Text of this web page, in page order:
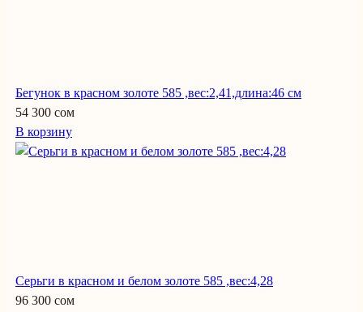
Бегунок в красном золоте 585 ,вес:2,41,длина:46 см
54 300 сом
В корзину
Серьги в красном и белом золоте 585 ,вес:4,28
96 300 сом